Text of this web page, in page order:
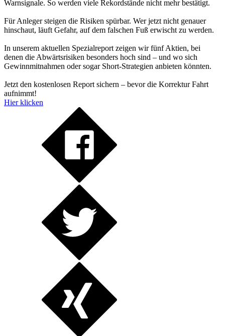
Warnsignale. So werden viele Rekordstände nicht mehr bestätigt.
Für Anleger steigen die Risiken spürbar. Wer jetzt nicht genauer
hinschaut, läuft Gefahr, auf dem falschen Fuß erwischt zu werden.
In unserem aktuellen Spezialreport zeigen wir fünf Aktien, bei
denen die Abwärtsrisiken besonders hoch sind – und wo sich
Gewinnmitnahmen oder sogar Short-Strategien anbieten könnten.
Jetzt den kostenlosen Report sichern – bevor die Korrektur Fahrt
aufnimmt!
Hier klicken